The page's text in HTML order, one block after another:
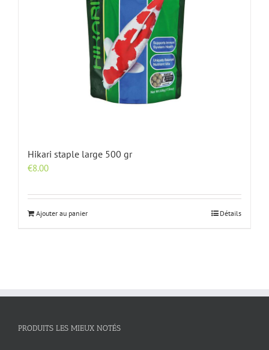
Hikari staple large 500 gr
€8.00
Ajouter au panier Détails
PRODUITS LES MIEUX NOTÉS